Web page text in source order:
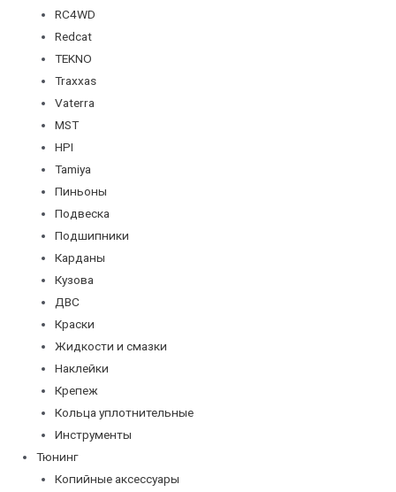
RC4WD
Redcat
TEKNO
Traxxas
Vaterra
MST
HPI
Tamiya
Пиньоны
Подвеска
Подшипники
Карданы
Кузова
ДВС
Краски
Жидкости и смазки
Наклейки
Крепеж
Кольца уплотнительные
Инструменты
Тюнинг
Копийные аксессуары